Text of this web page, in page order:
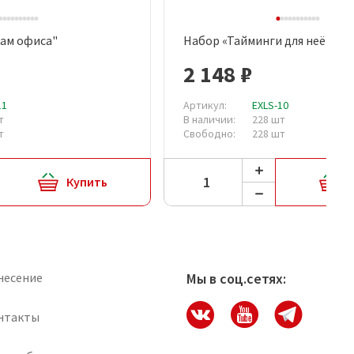
просмотр
офиса"
Купить
Быстрый просмотр
Набор «Тайминги для неё»
2 148 ₽
Артикул:
EXLS-10
В наличии:
228 шт
Свободно:
228 шт
Мы в соц.сетях: